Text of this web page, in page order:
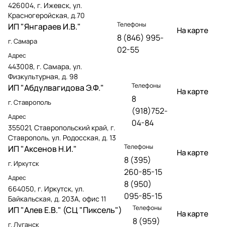
426004, г. Ижевск, ул.
Красногеройская, д.70
ИП "Янгараев И.В."
г. Самара
Адрес
443008, г. Самара, ул.
Физкультурная, д. 98
Телефоны
8 (846) 995-
02-55
На карте
ИП "Абдулвагидова Э.Ф."
г. Ставрополь
Адрес
355021, Ставропольский край, г.
Ставрополь, ул. Родосская, д. 13
Телефоны
8
(918)752-
04-84
На карте
ИП "Аксенов Н.И."
г. Иркутск
Адрес
664050, г. Иркутск, ул.
Байкальская, д. 203А, офис 11
Телефоны
8 (395)
260-85-15
8 (950)
095-85-15
На карте
ИП "Алев Е.В." (СЦ "Пиксель")
г. Луганск
Телефоны
8 (959)
На карте